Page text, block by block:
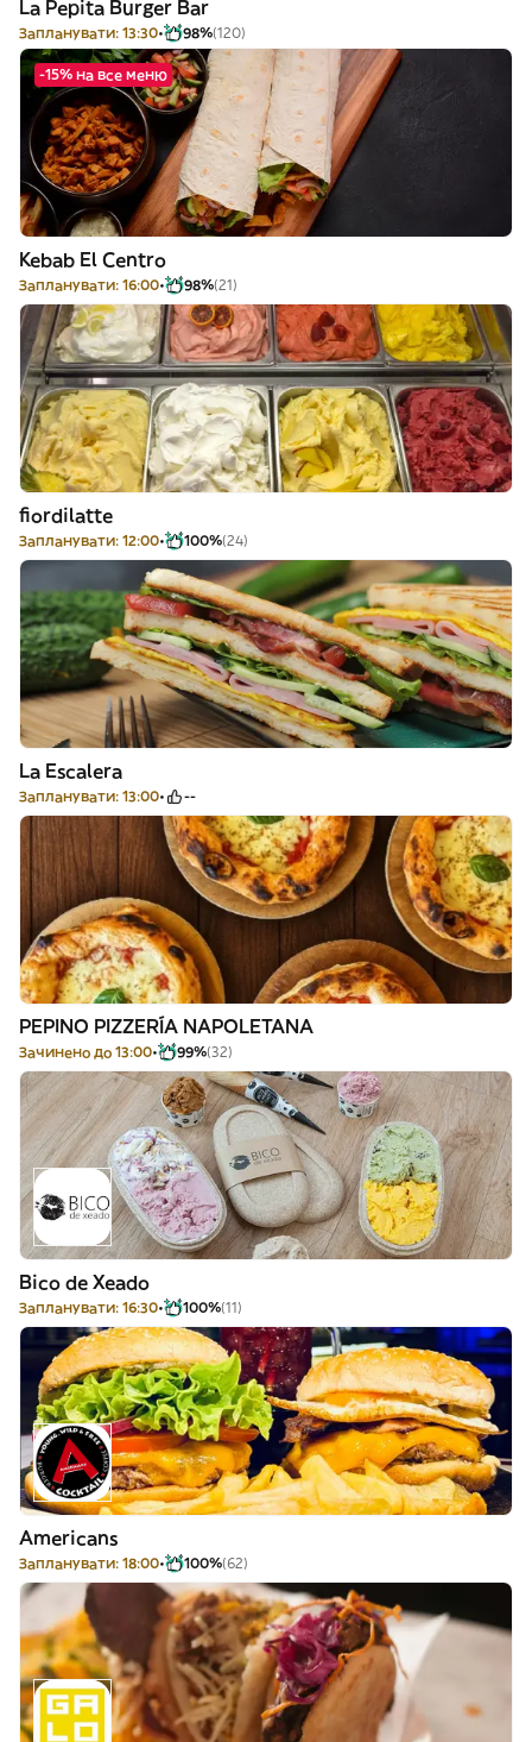
La Pepita Burger Bar
Запланувати: 13:30 98%(120)
-15% на все меню
Kebab El Centro
Запланувати: 16:00 98%(21)
fiordilatte
Запланувати: 12:00 100%(24)
La Escalera
Запланувати: 13:00 --
PEPINO PIZZERÍA NAPOLETANA
Зачинено до 13:00 99%(32)
Bico de Xeado
Запланувати: 16:30 100%(11)
Americans
Запланувати: 18:00 100%(62)